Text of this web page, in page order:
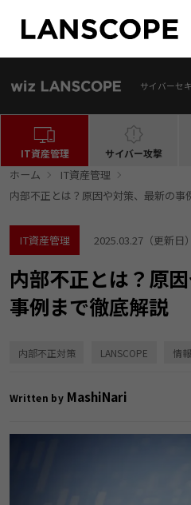
サイバーセ
IT資産管理 サイバー攻撃
ホーム
IT資産管理
内部不正とは？原因や対策、最新の事
IT資産管理 2025.03.27（更新日）
内部不正とは？原
事例まで徹底解説
内部不正対策 LANSCOPE 情
Written byMashiNari